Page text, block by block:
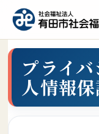
プライ
人情報